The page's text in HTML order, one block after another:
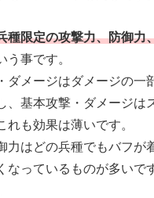
種限定の攻撃力、防御力
う事です。
ダメージはダメージの一
、基本攻撃・ダメージは
れも効果は薄いです。
力はどの兵種でもバフが
なっているものが多いで